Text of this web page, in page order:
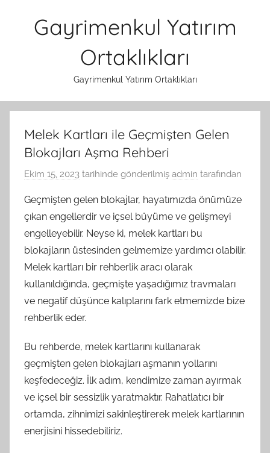
Gayrimenkul Yatırım
Ortaklıkları
Gayrimenkul Yatırım Ortaklıkları
Melek Kartları ile Geçmişten Gelen
Blokajları Aşma Rehberi
Ekim 15, 2023 tarihinde gönderilmiş admin tarafından
Geçmişten gelen blokajlar, hayatımızda önümüze
çıkan engellerdir ve içsel büyüme ve gelişmeyi
engelleyebilir. Neyse ki, melek kartları bu
blokajların üstesinden gelmemize yardımcı olabilir.
Melek kartları bir rehberlik aracı olarak
kullanıldığında, geçmişte yaşadığımız travmaları
ve negatif düşünce kalıplarını fark etmemizde bize
rehberlik eder.
Bu rehberde, melek kartlarını kullanarak
geçmişten gelen blokajları aşmanın yollarını
keşfedeceğiz. İlk adım, kendimize zaman ayırmak
ve içsel bir sessizlik yaratmaktır. Rahatlatıcı bir
ortamda, zihnimizi sakinleştirerek melek kartlarının
enerjisini hissedebiliriz.